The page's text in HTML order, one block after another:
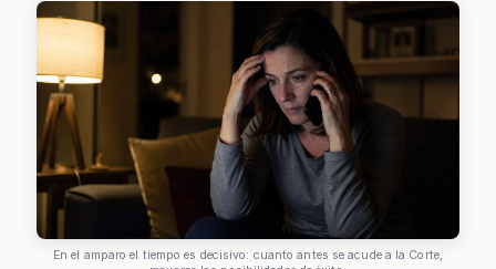
En el amparo el tiempo es decisivo: cuanto antes se acude a la Corte,